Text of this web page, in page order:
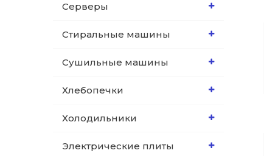
Серверы
Стиральные машины
Сушильные машины
Хлебопечки
Холодильники
Электрические плиты